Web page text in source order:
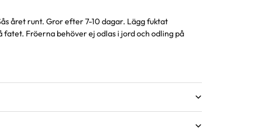
året runt. Gror efter 7-10 dagar. Lägg fuktat
Fröerna behöver ej odlas i jord och odling på